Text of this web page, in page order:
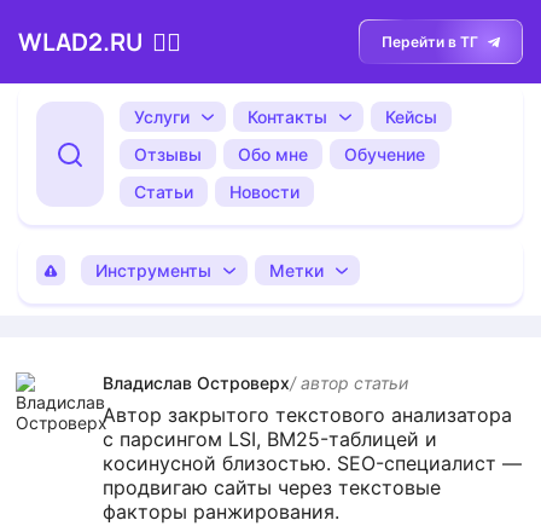
WLAD2.RU 💁‍♂️ Перейти в ТГ
Услуги Контакты
Кейсы
Отзывы
Обо мне
Обучение
Статьи
Новости
Инструменты Метки
Владислав Островерх/ автор cтатьи
Автор закрытого текстового анализатора
с парсингом LSI, BM25-таблицей и
косинусной близостью. SEO-специалист —
продвигаю сайты через текстовые
факторы ранжирования.